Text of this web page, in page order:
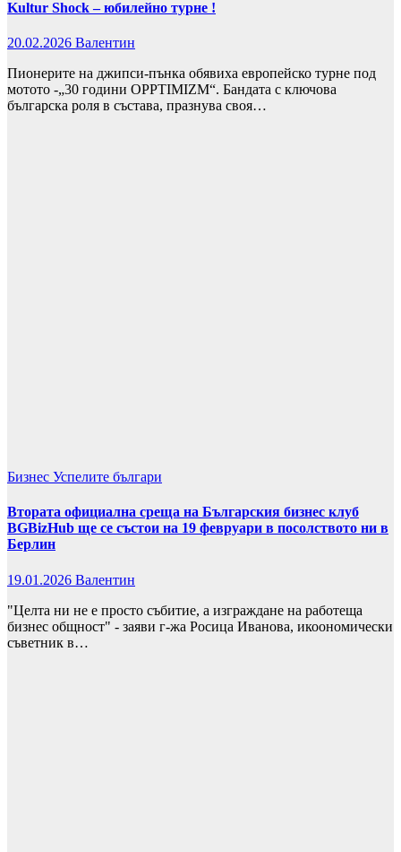
Kultur Shock – юбилейно турне !
20.02.2026 Валентин
Пионерите на джипси-пънка обявиха европейско турне под
мотото -„30 години OPPTIMIZM“. Бандата с ключова
българска роля в състава, празнува своя…
Бизнес Успелите българи
Втората официална среща на Българския бизнес клуб
BGBizHub ще се състои на 19 февруари в посолството ни в
Берлин
19.01.2026 Валентин
"Целта ни не е просто събитие, а изграждане на работеща
бизнес общност" - заяви г-жа Росица Иванова, икоономически
съветник в…